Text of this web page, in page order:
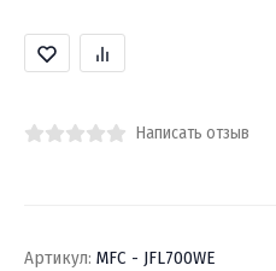
Написать отзыв
Артикул: MFC - JFL700WE